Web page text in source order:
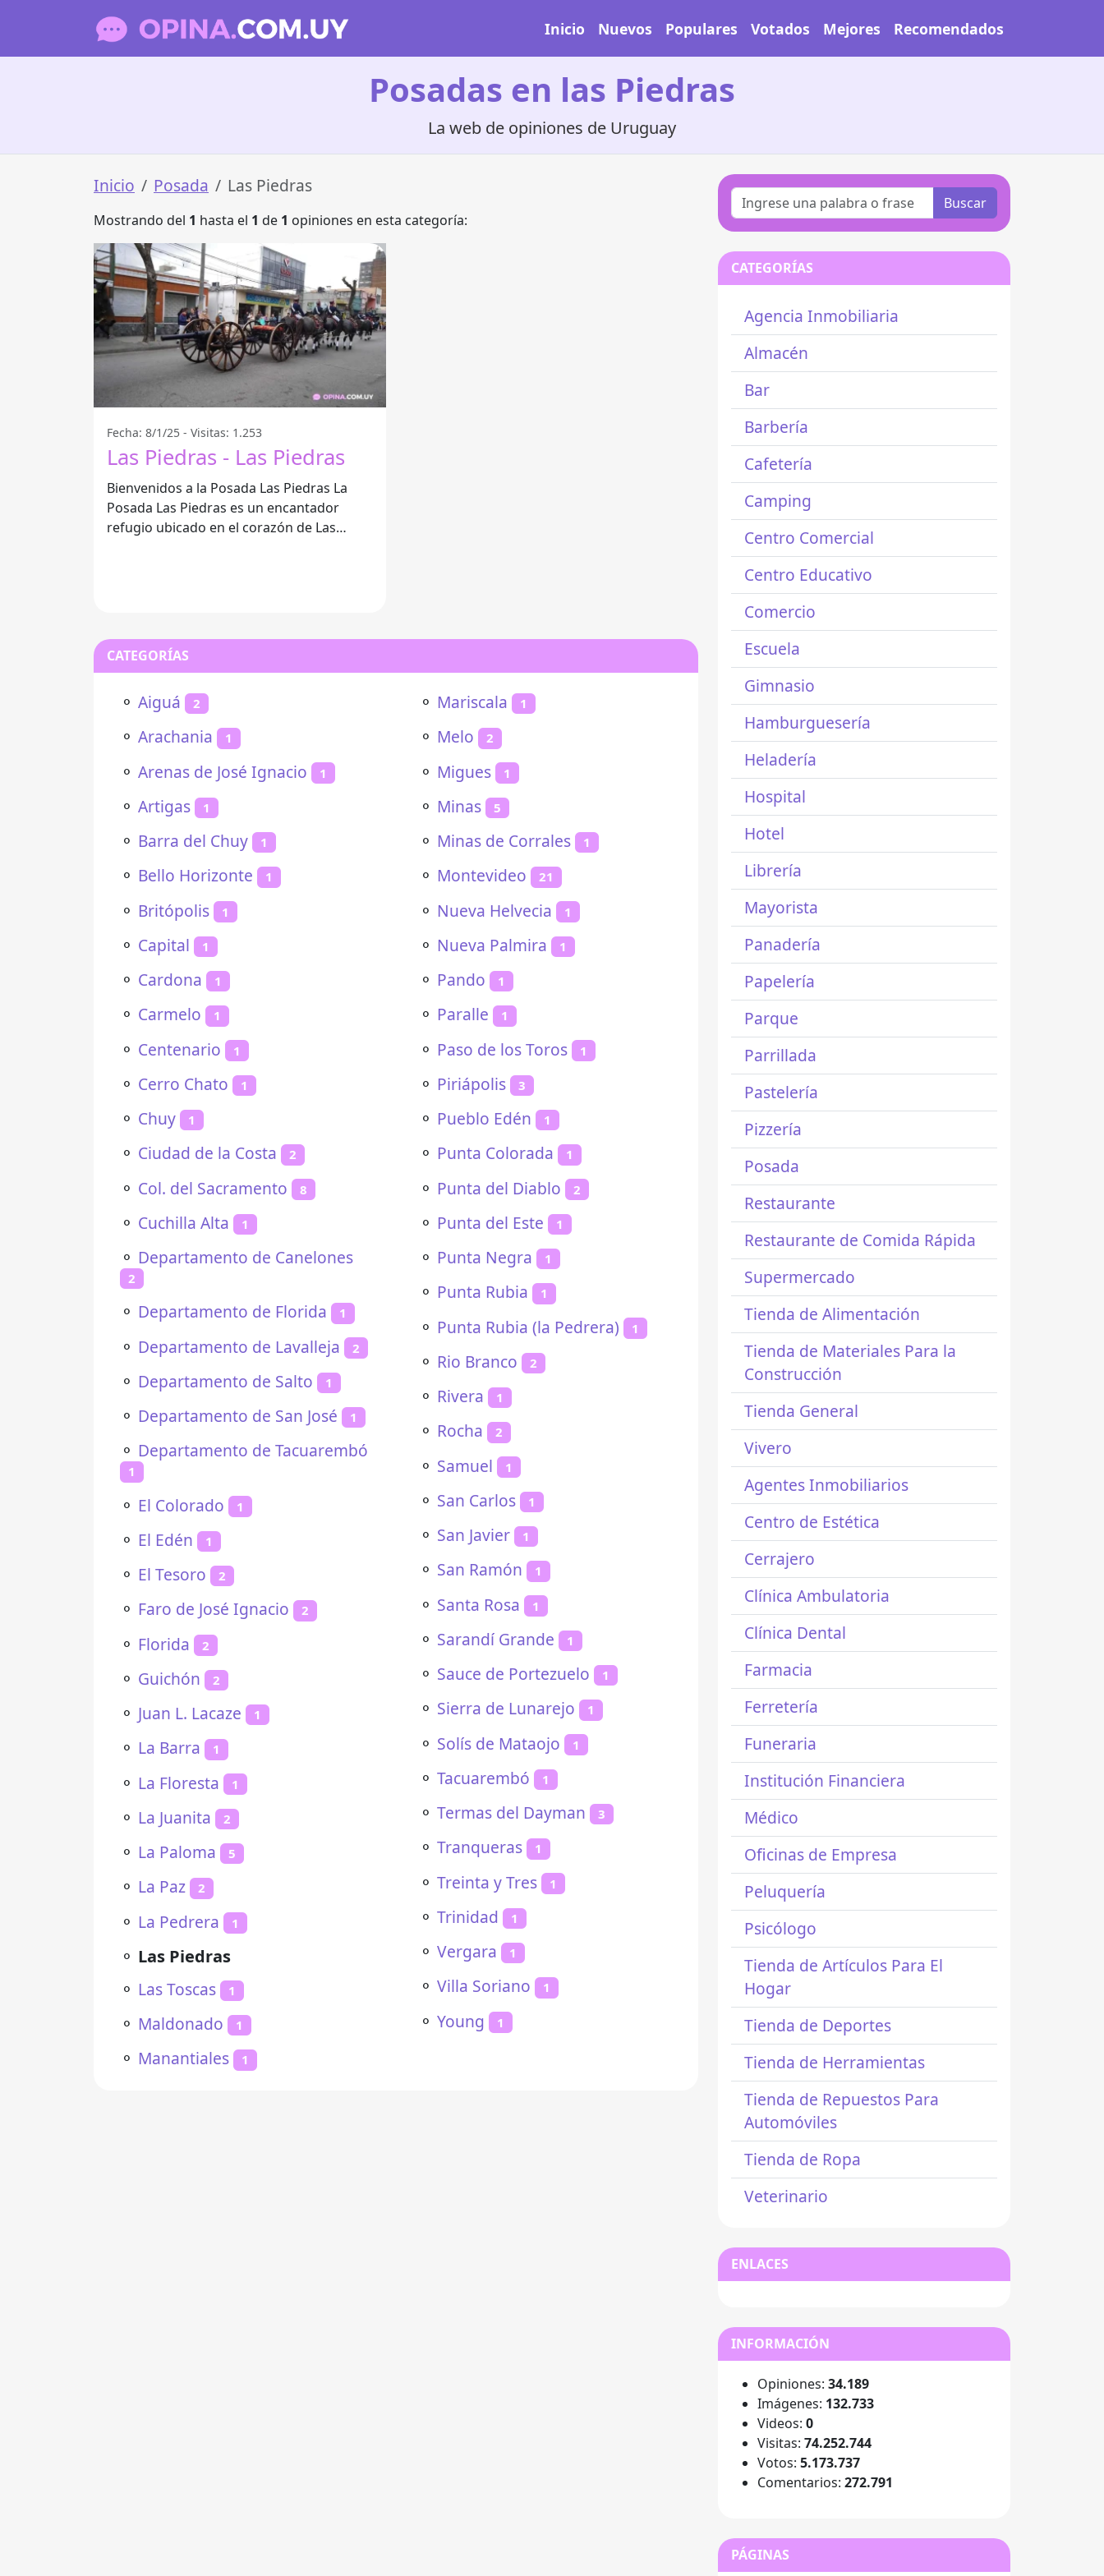
Inicio Nuevos Populares Votados Mejores Recomendados
Posadas en las Piedras
La web de opiniones de Uruguay
Inicio Posada Las Piedras
Mostrando del 1 hasta el 1 de 1 opiniones en esta categoría:
Fecha: 8/1/25 - Visitas: 1.253
Las Piedras - Las Piedras
Bienvenidos a la Posada Las Piedras La
Posada Las Piedras es un encantador
refugio ubicado en el corazón de Las
CATEGORÍAS
⚬ Aiguá 2
⚬ Arachania 1
⚬ Arenas de José Ignacio 1
⚬ Artigas 1
⚬ Barra del Chuy 1
⚬ Bello Horizonte 1
⚬ Britópolis 1
⚬ Capital 1
⚬ Cardona 1
⚬ Carmelo 1
⚬ Centenario 1
⚬ Cerro Chato 1
⚬ Chuy 1
⚬ Ciudad de la Costa 2
⚬ Col. del Sacramento 8
⚬ Cuchilla Alta 1
⚬ Departamento de Canelones
2
⚬ Departamento de Florida 1
⚬ Departamento de Lavalleja 2
⚬ Departamento de Salto 1
⚬ Departamento de San José 1
⚬ Departamento de Tacuarembó
1
⚬ El Colorado 1
⚬ El Edén 1
⚬ El Tesoro 2
⚬ Faro de José Ignacio 2
⚬ Florida 2
⚬ Guichón 2
⚬ Juan L. Lacaze 1
⚬ La Barra 1
⚬ La Floresta 1
⚬ La Juanita 2
⚬ La Paloma 5
⚬ La Paz 2
⚬ La Pedrera 1
⚬ Las Piedras
⚬ Las Toscas 1
⚬ Maldonado 1
⚬ Manantiales 1
⚬ Mariscala 1
⚬ Melo 2
⚬ Migues 1
⚬ Minas 5
⚬ Minas de Corrales 1
⚬ Montevideo 21
⚬ Nueva Helvecia 1
⚬ Nueva Palmira 1
⚬ Pando 1
⚬ Paralle 1
⚬ Paso de los Toros 1
⚬ Piriápolis 3
⚬ Pueblo Edén 1
⚬ Punta Colorada 1
⚬ Punta del Diablo 2
⚬ Punta del Este 1
⚬ Punta Negra 1
⚬ Punta Rubia 1
⚬ Punta Rubia (la Pedrera) 1
⚬ Rio Branco 2
⚬ Rivera 1
⚬ Rocha 2
⚬ Samuel 1
⚬ San Carlos 1
⚬ San Javier 1
⚬ San Ramón 1
⚬ Santa Rosa 1
⚬ Sarandí Grande 1
⚬ Sauce de Portezuelo 1
⚬ Sierra de Lunarejo 1
⚬ Solís de Mataojo 1
⚬ Tacuarembó 1
⚬ Termas del Dayman 3
⚬ Tranqueras 1
⚬ Treinta y Tres 1
⚬ Trinidad 1
⚬ Vergara 1
⚬ Villa Soriano 1
⚬ Young 1
Buscar
CATEGORÍAS
Agencia Inmobiliaria
Almacén
Bar
Barbería
Cafetería
Camping
Centro Comercial
Centro Educativo
Comercio
Escuela
Gimnasio
Hamburguesería
Heladería
Hospital
Hotel
Librería
Mayorista
Panadería
Papelería
Parque
Parrillada
Pastelería
Pizzería
Posada
Restaurante
Restaurante de Comida Rápida
Supermercado
Tienda de Alimentación
Tienda de Materiales Para la
Construcción
Tienda General
Vivero
Agentes Inmobiliarios
Centro de Estética
Cerrajero
Clínica Ambulatoria
Clínica Dental
Farmacia
Ferretería
Funeraria
Institución Financiera
Médico
Oficinas de Empresa
Peluquería
Psicólogo
Tienda de Artículos Para El
Hogar
Tienda de Deportes
Tienda de Herramientas
Tienda de Repuestos Para
Automóviles
Tienda de Ropa
Veterinario
ENLACES
INFORMACIÓN
Opiniones: 34.189
Imágenes: 132.733
Videos: 0
Visitas: 74.252.744
Votos: 5.173.737
Comentarios: 272.791
PÁGINAS